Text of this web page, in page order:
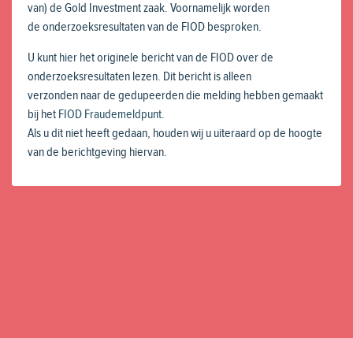
van) de Gold Investment zaak. Voornamelijk worden
de onderzoeksresultaten van de FIOD besproken.
U kunt hier het originele bericht van de FIOD over de
onderzoeksresultaten lezen. Dit bericht is alleen
verzonden naar de gedupeerden die melding hebben gemaakt
bij het FIOD Fraudemeldpunt.
Als u dit niet heeft gedaan, houden wij u uiteraard op de hoogte
van de berichtgeving hiervan.